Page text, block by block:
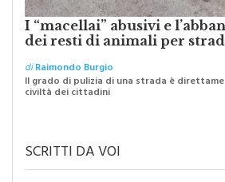
I “macellai” abusivi e
dei resti di animali per
diRaimondo Burgio
Il grado di pulizia di una strada è
civiltà dei cittadini
SCRITTI DA VOI